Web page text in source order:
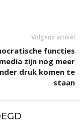
Volgend artikel
functies
zijn nog meer
druk komen te
staan